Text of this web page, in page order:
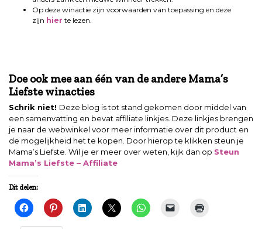
Op deze winactie zijn voorwaarden van toepassing en deze
zijn hier te lezen.
Doe ook mee aan één van de andere Mama’s
Liefste winacties
Schrik niet! Deze blog is tot stand gekomen door middel van
een samenvatting en bevat affiliate linkjes. Deze linkjes brengen
je naar de webwinkel voor meer informatie over dit product en
de mogelijkheid het te kopen. Door hierop te klikken steun je
Mama’s Liefste. Wil je er meer over weten, kijk dan op Steun
Mama’s Liefste – Affiliate
Dit delen: